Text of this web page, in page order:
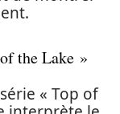
the Lake »
« Top of